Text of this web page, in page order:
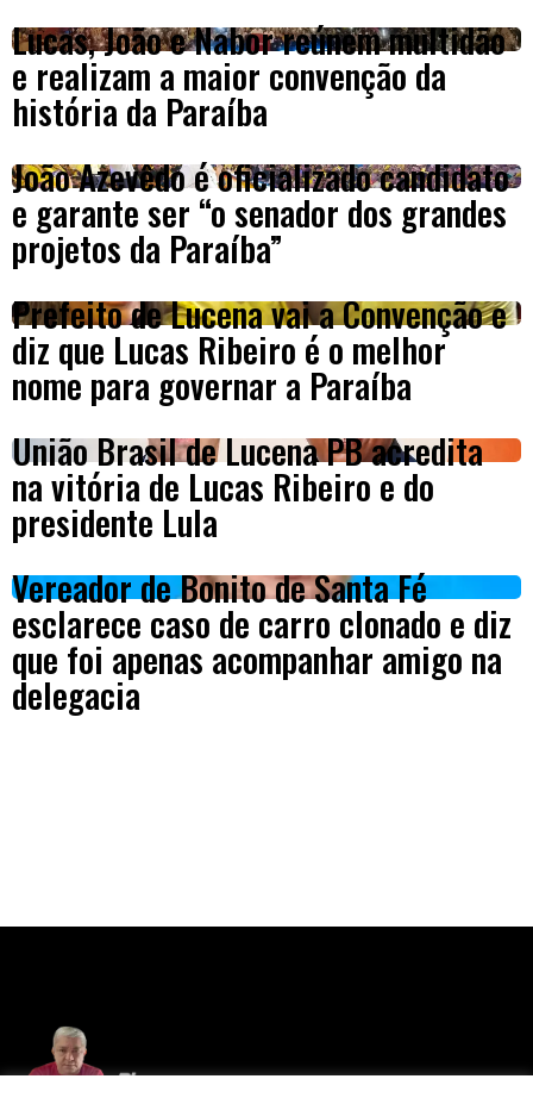
Lucas, João e Nabor reúnem multidão
e realizam a maior convenção da
história da Paraíba
João Azevêdo é oficializado candidato
e garante ser “o senador dos grandes
projetos da Paraíba”
Prefeito de Lucena vai a Convenção e
diz que Lucas Ribeiro é o melhor
nome para governar a Paraíba
União Brasil de Lucena PB acredita
na vitória de Lucas Ribeiro e do
presidente Lula
Vereador de Bonito de Santa Fé
esclarece caso de carro clonado e diz
que foi apenas acompanhar amigo na
delegacia